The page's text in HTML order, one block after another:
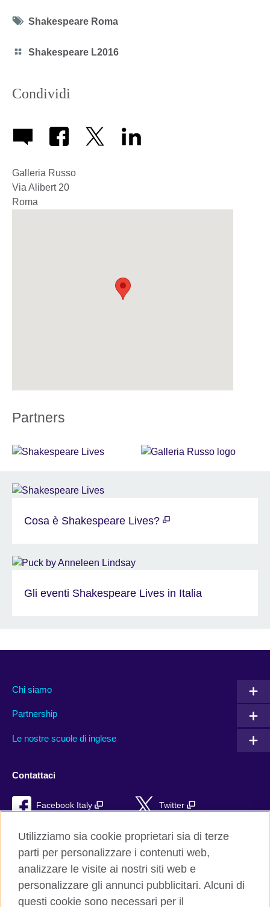
Tag
Shakespeare Roma
Category
Shakespeare L2016
Condividi
Galleria Russo
Via Alibert 20
Roma
Partners
Cosa è Shakespeare Lives?
Gli eventi Shakespeare Lives in Italia
Chi siamo
Partnership
Le nostre scuole di inglese
Contattaci
Facebook Italy Twitter
YouTube TikTok
RSS
Utilizziamo sia cookie proprietari sia di terze
parti per personalizzare i contenuti web,
analizzare le visite ai nostri siti web e
personalizzare gli annunci pubblicitari. Alcuni di
questi cookie sono necessari per il